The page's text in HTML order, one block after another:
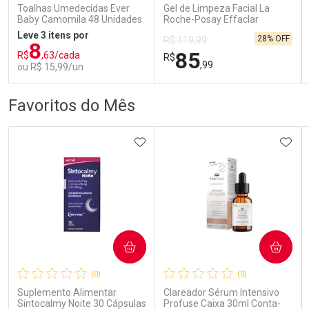
Comprar sem Desconto
Por R$ 80,99/cada
Comprar sem Desconto
Por R$ 80,99/cada
Comprar sem Desconto
Por R$ 80,59/cada
Comprar sem Desconto
Por R$ 80,59/cada
Toalhas Umedecidas Ever
Baby Camomila 48 Unidades
Leve 3 itens por
R$8,63/cada
ou R$ 15,99/un
Comprar sem Desconto
Por R$ 15,99/cada
Por Menos
Comprar sem Desconto
Por R$ 15,99/cada
Gel de Limpeza Facial La
Roche-Posay Effaclar
R$ 119,99
R$85,99
28% OFF
Comprar sem Desconto
Por R$ 85,99/cada
Por Menos
Comprar sem Desconto
Por R$ 85,99/cada
Favoritos do Mês
(0)
Suplemento Alimentar
Sintocalmy Noite 30 Cápsulas
ADICIONAR AOS FAVORITOS
COMPRAR
(0)
Clareador Sérum Intensivo
Profuse Caixa 30ml Conta-
COMPRAR